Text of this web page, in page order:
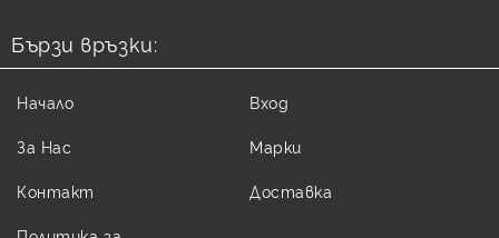
Бързи връзки:
Начало
За Нас
Контакт
Вход
Марки
Доставка